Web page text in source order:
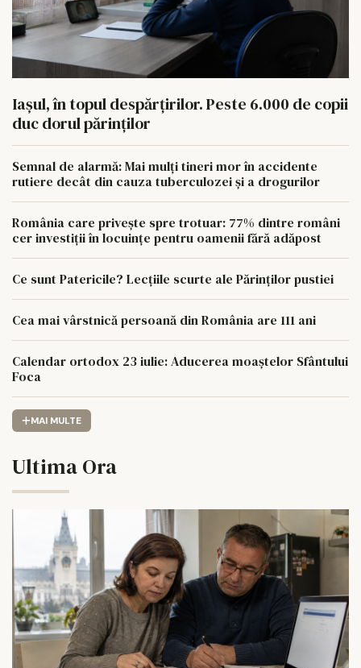
Iașul, în topul despărțirilor. Peste 6.000 de copii
duc dorul părinților
Semnal de alarmă: Mai mulți tineri mor în accidente
rutiere decât din cauza tuberculozei și a drogurilor
România care privește spre trotuar: 77% dintre români
cer investiții în locuințe pentru oamenii fără adăpost
Ce sunt Patericile? Lecțiile scurte ale Părinților pustiei
Cea mai vârstnică persoană din România are 111 ani
Calendar ortodox 23 iulie: Aducerea moaștelor Sfântului
Foca
MAI MULTE
Ultima Ora